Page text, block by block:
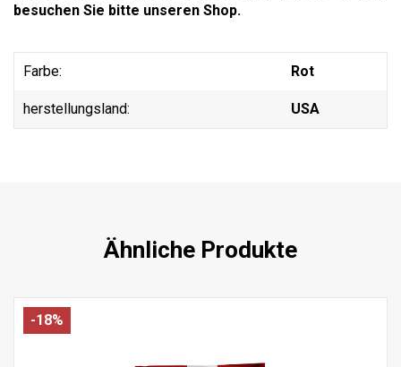
besuchen Sie bitte unseren Shop.
Farbe: Rot
herstellungsland: USA
Ähnliche Produkte
-18%